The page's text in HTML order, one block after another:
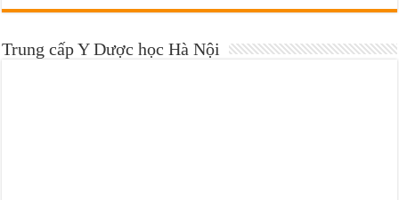
Trung cấp Y Dược học Hà Nội